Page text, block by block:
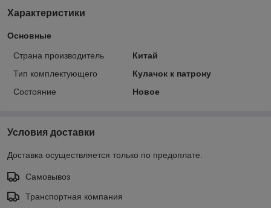
Характеристики
Основные
Страна производитель
Китай
Тип комплектующего
Кулачок к патрону
Состояние
Новое
Условия доставки
Доставка осуществляется только по предоплате.
Самовывоз
Транспортная компания